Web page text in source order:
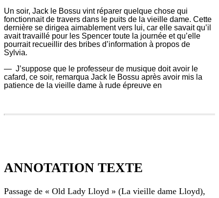
Un soir, Jack le Bossu vint réparer quelque chose qui
fonctionnait de travers dans le puits de la vieille dame. Cette
dernière se dirigea aimablement vers lui, car elle savait qu’il
avait travaillé pour les Spencer toute la journée et qu’elle
pourrait recueillir des bribes d’information à propos de
Sylvia.
— J’suppose que le professeur de musique doit avoir le
cafard, ce soir, remarqua Jack le Bossu après avoir mis la
patience de la vieille dame à rude épreuve en
mais
est-
que
ANNOTATION TEXTE
Passage de « Old Lady Lloyd » (La vieille dame Lloyd),